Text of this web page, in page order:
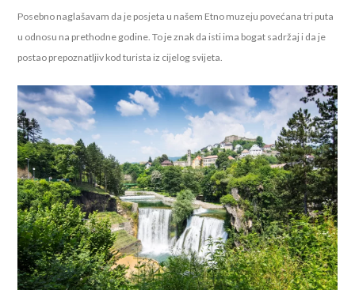
Posebno naglašavam da je posjeta u našem Etno muzeju povećana tri puta
u odnosu na prethodne godine. To je znak da isti ima bogat sadržaj i da je
postao prepoznatljiv kod turista iz cijelog svijeta.